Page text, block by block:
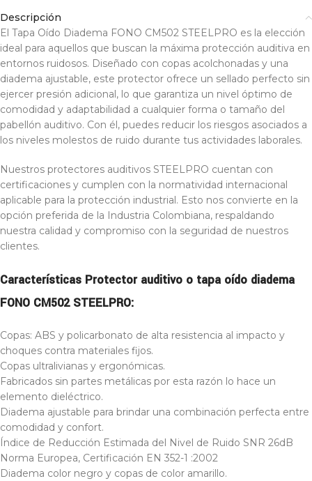
Descripción
El Tapa Oído Diadema FONO CM502 STEELPRO es la elección
ideal para aquellos que buscan la máxima protección auditiva en
entornos ruidosos. Diseñado con copas acolchonadas y una
diadema ajustable, este protector ofrece un sellado perfecto sin
ejercer presión adicional, lo que garantiza un nivel óptimo de
comodidad y adaptabilidad a cualquier forma o tamaño del
pabellón auditivo. Con él, puedes reducir los riesgos asociados a
los niveles molestos de ruido durante tus actividades laborales.
Nuestros protectores auditivos STEELPRO cuentan con
certificaciones y cumplen con la normatividad internacional
aplicable para la protección industrial. Esto nos convierte en la
opción preferida de la Industria Colombiana, respaldando
nuestra calidad y compromiso con la seguridad de nuestros
clientes.
Características Protector auditivo o tapa oído diadema
FONO CM502 STEELPRO:
Copas: ABS y policarbonato de alta resistencia al impacto y
choques contra materiales fijos.
Copas ultralivianas y ergonómicas.
Fabricados sin partes metálicas por esta razón lo hace un
elemento dieléctrico.
Diadema ajustable para brindar una combinación perfecta entre
comodidad y confort.
Índice de Reducción Estimada del Nivel de Ruido SNR 26dB
Norma Europea, Certificación EN 352-1 :2002
Diadema color negro y copas de color amarillo.